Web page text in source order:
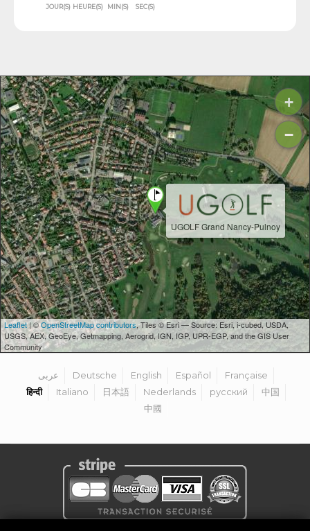
JOUR(S) HEURE(S) MIN(S) SEC(S)
UGOLF Grand Nancy-Pulnoy
+
−
Leaflet| ©OpenStreetMap contributors, Tiles © Esri — Source: Esri, i-cubed, USDA,
USGS, AEX, GeoEye, Getmapping, Aerogrid, IGN, IGP, UPR-EGP, and the GIS User
Community
عربى Deutsche English Español
Française
हिन्दी
Italiano 日本語 Nederlands русский
中国
中國